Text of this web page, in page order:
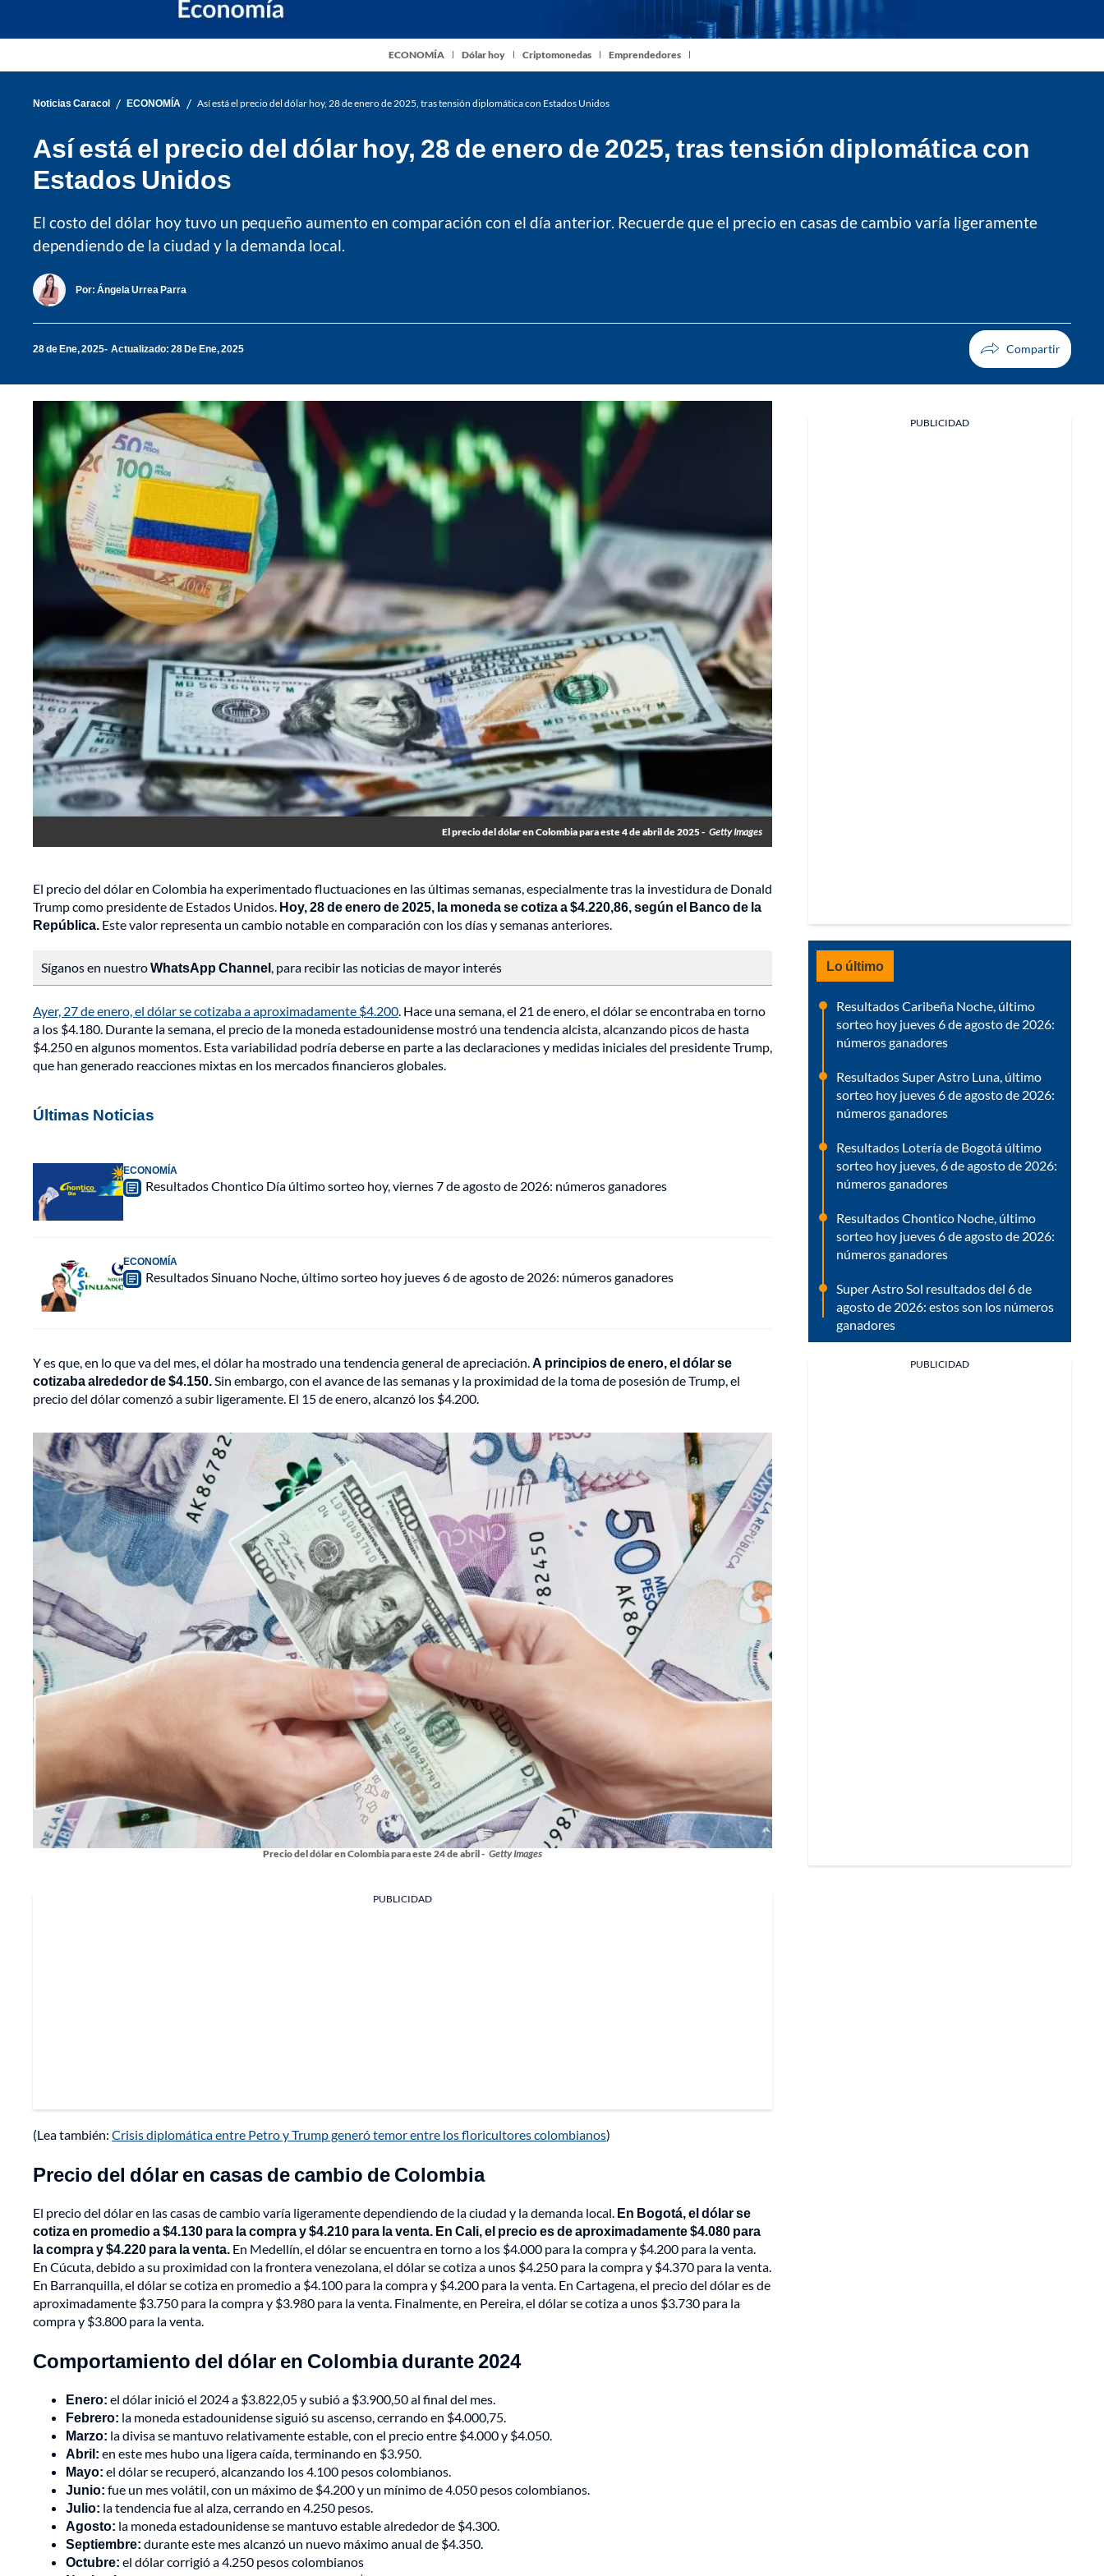
ECONOMÍA Dólar hoy Criptomonedas Emprendedores
Noticias Caracol / ECONOMÍA / Así está el precio del dólar hoy, 28 de enero de 2025, tras tensión diplomática con Estados Unidos
Así está el precio del dólar hoy, 28 de enero de 2025, tras tensión diplomática con
Estados Unidos
El costo del dólar hoy tuvo un pequeño aumento en comparación con el día anterior. Recuerde que el precio en casas de cambio varía ligeramente
dependiendo de la ciudad y la demanda local.
Por: Ángela Urrea Parra
28 de Ene, 2025 Actualizado: 28 De Ene, 2025
El precio del dólar en Colombia para este 4 de abril de 2025 - Getty Images
El precio del dólar en Colombia ha experimentado fluctuaciones en las últimas semanas, especialmente tras la investidura de Donald
Trump como presidente de Estados Unidos. Hoy, 28 de enero de 2025, la moneda se cotiza a $4.220,86, según el Banco de la
República. Este valor representa un cambio notable en comparación con los días y semanas anteriores.
Síganos en nuestroWhatsApp Channel, para recibir las noticias de mayor interés
Ayer, 27 de enero, el dólar se cotizaba a aproximadamente $4.200. Hace una semana, el 21 de enero, el dólar se encontraba en torno
a los $4.180. Durante la semana, el precio de la moneda estadounidense mostró una tendencia alcista, alcanzando picos de hasta
$4.250 en algunos momentos. Esta variabilidad podría deberse en parte a las declaraciones y medidas iniciales del presidente Trump,
que han generado reacciones mixtas en los mercados financieros globales.
Últimas Noticias
ECONOMÍA
Resultados Chontico Día último sorteo hoy, viernes 7 de agosto de 2026: números ganadores
ECONOMÍA
Resultados Sinuano Noche, último sorteo hoy jueves 6 de agosto de 2026: números ganadores
Y es que, en lo que va del mes, el dólar ha mostrado una tendencia general de apreciación.A principios de enero, el dólar se
cotizaba alrededor de $4.150.Sin embargo, con el avance de las semanas y la proximidad de la toma de posesión de Trump, el
precio del dólar comenzó a subir ligeramente. El 15 de enero, alcanzó los $4.200.
Precio del dólar en Colombia para este 24 de abril - Getty Images
PUBLICIDAD
(Lea también: Crisis diplomática entre Petro y Trump generó temor entre los floricultores colombianos)
Precio del dólar en casas de cambio de Colombia
El precio del dólar en las casas de cambio varía ligeramente dependiendo de la ciudad y la demanda local. En Bogotá, el dólar se
cotiza en promedio a $4.130 para la compra y $4.210 para la venta. En Cali, el precio es de aproximadamente $4.080 para
la compra y $4.220 para la venta. En Medellín, el dólar se encuentra en torno a los $4.000 para la compra y $4.200 para la venta.
En Cúcuta, debido a su proximidad con la frontera venezolana, el dólar se cotiza a unos $4.250 para la compra y $4.370 para la venta.
En Barranquilla, el dólar se cotiza en promedio a $4.100 para la compra y $4.200 para la venta. En Cartagena, el precio del dólar es de
aproximadamente $3.750 para la compra y $3.980 para la venta. Finalmente, en Pereira, el dólar se cotiza a unos $3.730 para la
compra y $3.800 para la venta.
Comportamiento del dólar en Colombia durante 2024
Enero: el dólar inició el 2024 a $3.822,05 y subió a $3.900,50 al final del mes.
Febrero: la moneda estadounidense siguió su ascenso, cerrando en $4.000,75.
Marzo: la divisa se mantuvo relativamente estable, con el precio entre $4.000 y $4.050.
Abril: en este mes hubo una ligera caída, terminando en $3.950.
Mayo: el dólar se recuperó, alcanzando los 4.100 pesos colombianos.
Junio: fue un mes volátil, con un máximo de $4.200 y un mínimo de 4.050 pesos colombianos.
Julio: la tendencia fue al alza, cerrando en 4.250 pesos.
Agosto: la moneda estadounidense se mantuvo estable alrededor de $4.300.
Septiembre: durante este mes alcanzó un nuevo máximo anual de $4.350.
Octubre: el dólar corrigió a 4.250 pesos colombianos
PUBLICIDAD
Lo último
Resultados Caribeña Noche, último
sorteo hoy jueves 6 de agosto de 2026:
números ganadores
Resultados Super Astro Luna, último
sorteo hoy jueves 6 de agosto de 2026:
números ganadores
Resultados Lotería de Bogotá último
sorteo hoy jueves, 6 de agosto de 2026:
números ganadores
Resultados Chontico Noche, último
sorteo hoy jueves 6 de agosto de 2026:
números ganadores
Super Astro Sol resultados del 6 de
agosto de 2026: estos son los números
ganadores
PUBLICIDAD